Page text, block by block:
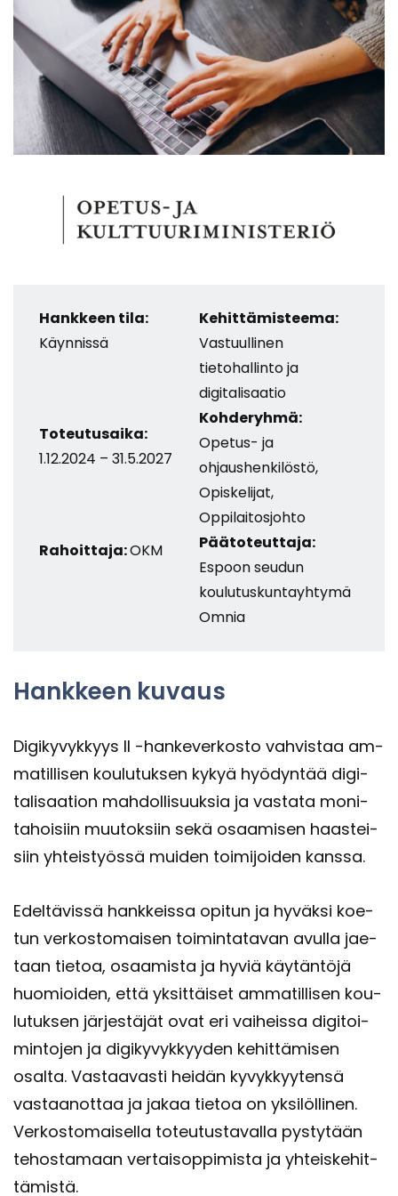
Hankkeen tila:
Käynnissä
Toteutusaika:
1.12.2024 – 31.5.2027
Rahoittaja:OKM
Kehittämisteema:
Vastuullinen
tietohallinto ja
digitalisaatio
Kohderyhmä:
Opetus- ja
ohjaushenkilöstö,
Opiskelijat,
Oppilaitosjohto
Päätoteuttaja:
Espoon seudun
koulutuskuntayhtymä
Omnia
Hank­keen ku­vaus
Di­gi­ky­vyk­kyys II -​hankeverkosto vah­vis­taa am­
ma­til­li­sen kou­lu­tuk­sen kykyä hyö­dyn­tää di­gi­
ta­li­saa­tion mah­dol­li­suuk­sia ja vas­ta­ta mo­ni­
ta­hoi­siin muu­tok­siin sekä osaa­mi­sen haas­tei­
siin yh­teis­työs­sä mui­den toi­mi­joi­den kans­sa.
Edel­tä­vis­sä hank­keis­sa opi­tun ja hy­väk­si koe­
tun ver­kos­to­mai­sen toi­min­ta­ta­van avul­la jae­
taan tie­toa, osaa­mis­ta ja hyviä käy­tän­tö­jä
huo­mioi­den, että yk­sit­täi­set am­ma­til­li­sen kou­
lu­tuk­sen jär­jes­tä­jät ovat eri vai­heis­sa di­gi­toi­
min­to­jen ja di­gi­ky­vyk­kyy­den ke­hit­tä­mi­sen
osal­ta. Vas­taa­vas­ti hei­dän ky­vyk­kyy­ten­sä
vas­taa­not­taa ja jakaa tie­toa on yk­si­löl­li­nen.
Ver­kos­to­mai­sel­la to­teu­tus­ta­val­la pys­ty­tään
te­hos­ta­maan ver­tai­sop­pi­mis­ta ja yh­teis­ke­hit­
tä­mis­tä.